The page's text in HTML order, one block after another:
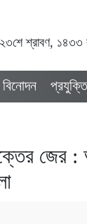
শ্রাবণ, ১৪৩৩
বিনোদন প্রযুক্তি
জের